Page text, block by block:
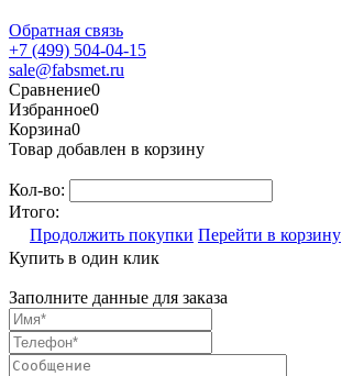
Обратная связь
+7 (499) 504-04-15
sale@fabsmet.ru
Сравнение0
Избранное0
Корзина0
Товар добавлен в корзину
Кол-во:
Итого:
Продолжить покупки Перейти в корзину
Купить в один клик
Заполните данные для заказа